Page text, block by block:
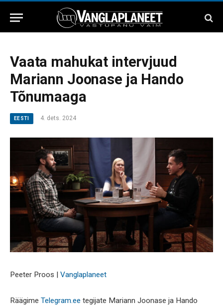
Vaata mahukat intervjuud
Mariann Joonase ja Hando
Tõnumaaga
EESTI 4. dets. 2024
Peeter Proos | Vanglaplaneet
Räägime Telegram.ee tegijate Mariann Joonase ja Hando